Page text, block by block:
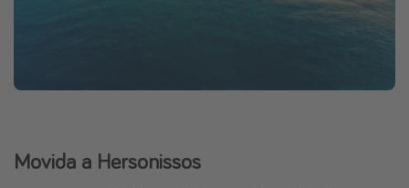
Movida a Hersonissos